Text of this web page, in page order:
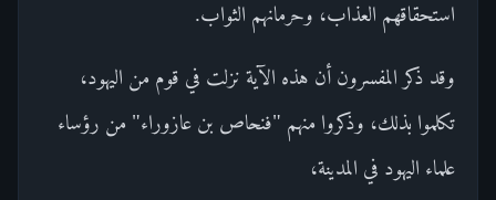
استحقاقهم العذاب، وحرمانهم الثواب.
وقد ذكر المفسرون أن هذه الآية نزلت في قوم من اليهود،
تكلموا بذلك، وذكروا منهم "فنحاص بن عازوراء" من رؤساء
علماء اليهود في المدينة،